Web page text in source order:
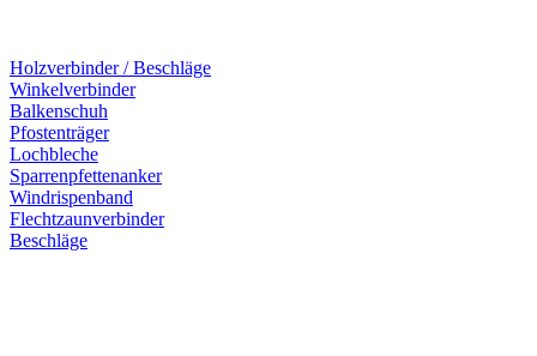
Holzverbinder / Beschläge
Winkelverbinder
Balkenschuh
Pfostenträger
Lochbleche
Sparrenpfettenanker
Windrispenband
Flechtzaunverbinder
Beschläge